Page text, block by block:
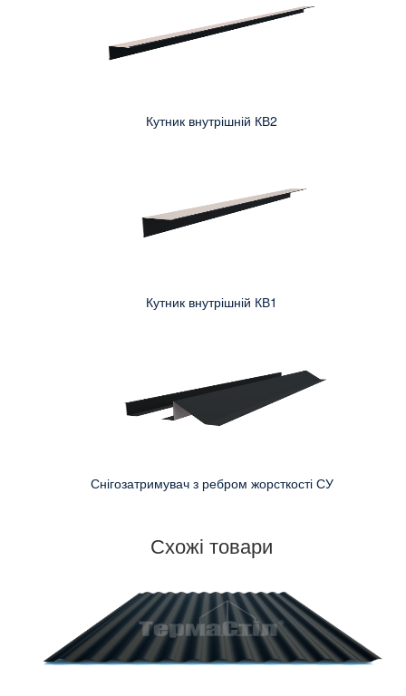
Кутник внутрішній КВ2
Кутник внутрішній КВ1
Снігозатримувач з ребром жорсткості СУ
Схожі товари